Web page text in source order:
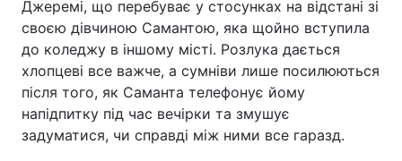
Техно і зв'язок Лайт
Зброя Інциденти
Здоров'я Туризм
Цікавинки
Джеремі, що перебуває у стосунках на відстані зі
своєю дівчиною Самантою, яка щойно вступила
до коледжу в іншому місті. Розлука дається
хлопцеві все важче, а сумніви лише посилюються
після того, як Саманта телефонує йому
напідпитку під час вечірки та змушує
задуматися, чи справді між ними все гаразд.